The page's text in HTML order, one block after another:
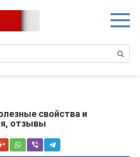
свойства и
отзывы